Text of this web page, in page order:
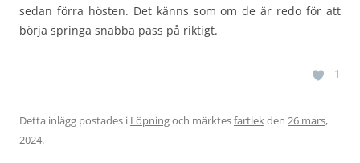
sedan förra hösten. Det känns som om de är redo för att
börja springa snabba pass på riktigt.
1
Detta inlägg postades i Löpningoch märktesfartlekden 26 mars,
2024.